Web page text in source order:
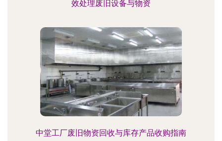
效处理废旧设备与物资
中堂工厂废旧物资回收与库存产品收购指南